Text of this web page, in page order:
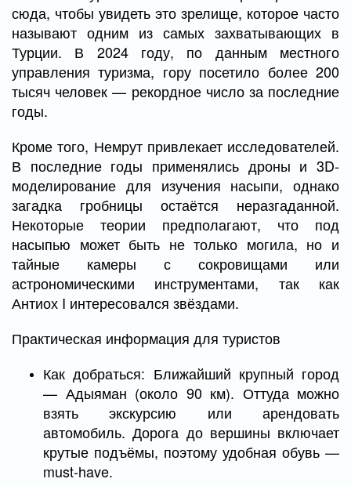
сюда, чтобы увидеть это зрелище, которое часто
называют одним из самых захватывающих в
Турции. В 2024 году, по данным местного
управления туризма, гору посетило более 200
тысяч человек — рекордное число за последние
годы.
Кроме того, Немрут привлекает исследователей.
В последние годы применялись дроны и 3D-
моделирование для изучения насыпи, однако
загадка гробницы остаётся неразгаданной.
Некоторые теории предполагают, что под
насыпью может быть не только могила, но и
тайные камеры с сокровищами или
астрономическими инструментами, так как
Антиох I интересовался звёздами.
Практическая информация для туристов
Как добраться: Ближайший крупный город
— Адыяман (около 90 км). Оттуда можно
взять экскурсию или арендовать
автомобиль. Дорога до вершины включает
крутые подъёмы, поэтому удобная обувь —
must-have.